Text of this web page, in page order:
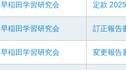
早稲田学習研究会 定款
早稲田学習研究会 訂正報告
早稲田学習研究会 変更報告